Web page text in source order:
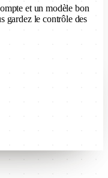
et un modèle bon
gardez le contrôle des